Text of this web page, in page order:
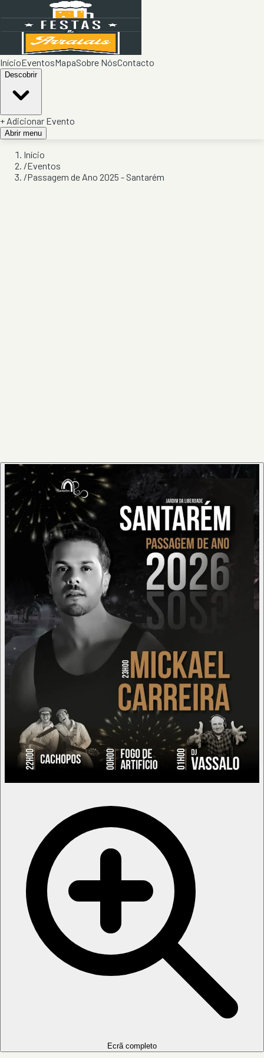
InícioEventosMapaSobre NósContacto
Descobrir
+ Adicionar Evento
Abrir menu
Início
/Eventos
/Passagem de Ano 2025 - Santarém
Ecrã completo